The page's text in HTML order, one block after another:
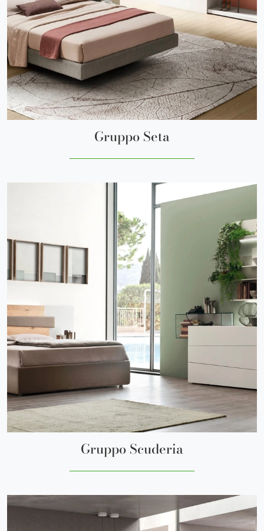
Gruppo Seta
Gruppo Scuderia